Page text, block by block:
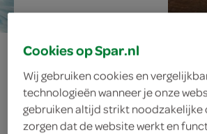
portobello
Cookies op Spar.nl
Wij gebruiken cookies en
technologieën wanneer je onze
gebruiken altijd strikt noodzakelijke
zorgen dat de website werkt en